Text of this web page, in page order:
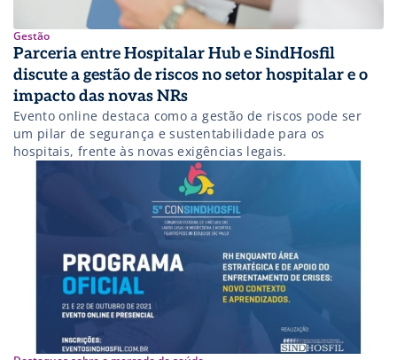
Gestão
Parceria entre Hospitalar Hub e SindHosfil
discute a gestão de riscos no setor hospitalar e o
impacto das novas NRs
Evento online destaca como a gestão de riscos pode ser
um pilar de segurança e sustentabilidade para os
hospitais, frente às novas exigências legais.